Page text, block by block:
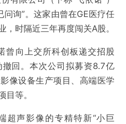
问询”。这家由曾在GE医疗任
，时隔近三年再度闯关A股。
曾向上交所科创板递交招股
回。本次公司拟募资8.7亿
像设备生产项目、高端医学
目等。
超声影像的专精特新“小巨